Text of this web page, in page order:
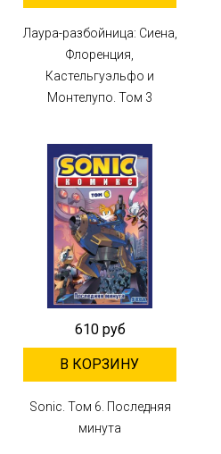
Лаура-разбойница: Сиена,
Флоренция,
Кастельгуэльфо и
Монтелупо. Том 3
610 руб
В КОРЗИНУ
Sonic. Том 6. Последняя
минута